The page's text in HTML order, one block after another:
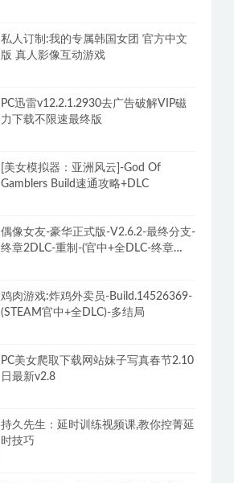
私人订制:我的专属韩国女团 官方中文
版 真人影像互动游戏
PC迅雷v12.2.1.2930去广告破解VIP磁
力下载不限速最终版
[美女模拟器：亚洲风云]-God Of
Gamblers Build速通攻略+DLC
偶像女友-豪华正式版-V2.6.2-最终分支-
终章2DLC-重制-(官中+全DLC-终章
鸡肉游戏:炸鸡外卖员-Build.14526369-
(STEAM官中+全DLC)-多结局
PC美女爬取下载网站妹子写真春节2.10
日最新v2.8
持久先生：延时训练视频课,教你控菁延
时技巧